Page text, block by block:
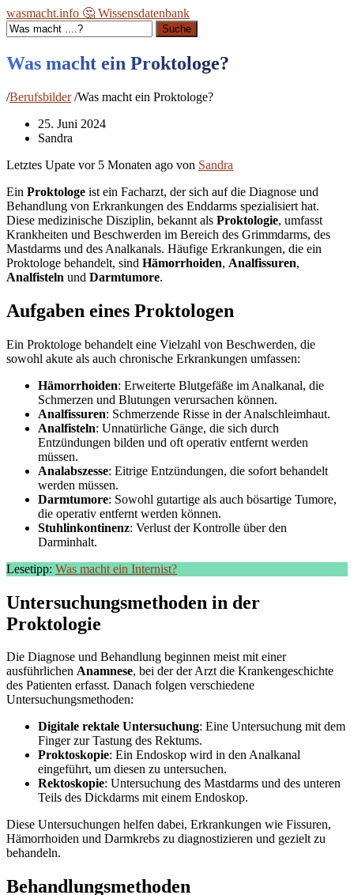
wasmacht.info 🤔 Wissensdatenbank
Suche
Was macht ein Proktologe?
/Berufsbilder /Was macht ein Proktologe?
25. Juni 2024
Sandra
Letztes Upate vor 5 Monaten ago von Sandra
Ein Proktologe ist ein Facharzt, der sich auf die Diagnose und
Behandlung von Erkrankungen des Enddarms spezialisiert hat.
Diese medizinische Disziplin, bekannt als Proktologie, umfasst
Krankheiten und Beschwerden im Bereich des Grimmdarms, des
Mastdarms und des Analkanals. Häufige Erkrankungen, die ein
Proktologe behandelt, sind Hämorrhoiden, Analfissuren,
Analfisteln und Darmtumore.
Aufgaben eines Proktologen
Ein Proktologe behandelt eine Vielzahl von Beschwerden, die
sowohl akute als auch chronische Erkrankungen umfassen:
Hämorrhoiden: Erweiterte Blutgefäße im Analkanal, die
Schmerzen und Blutungen verursachen können.
Analfissuren: Schmerzende Risse in der Analschleimhaut.
Analfisteln: Unnatürliche Gänge, die sich durch
Entzündungen bilden und oft operativ entfernt werden
müssen.
Analabszesse: Eitrige Entzündungen, die sofort behandelt
werden müssen.
Darmtumore: Sowohl gutartige als auch bösartige Tumore,
die operativ entfernt werden können.
Stuhlinkontinenz: Verlust der Kontrolle über den
Darminhalt.
Lesetipp: Was macht ein Internist?
Untersuchungsmethoden in der
Proktologie
Die Diagnose und Behandlung beginnen meist mit einer
ausführlichen Anamnese, bei der der Arzt die Krankengeschichte
des Patienten erfasst. Danach folgen verschiedene
Untersuchungsmethoden:
Digitale rektale Untersuchung: Eine Untersuchung mit dem
Finger zur Tastung des Rektums.
Proktoskopie: Ein Endoskop wird in den Analkanal
eingeführt, um diesen zu untersuchen.
Rektoskopie: Untersuchung des Mastdarms und des unteren
Teils des Dickdarms mit einem Endoskop.
Diese Untersuchungen helfen dabei, Erkrankungen wie Fissuren,
Hämorrhoiden und Darmkrebs zu diagnostizieren und gezielt zu
behandeln.
Behandlungsmethoden